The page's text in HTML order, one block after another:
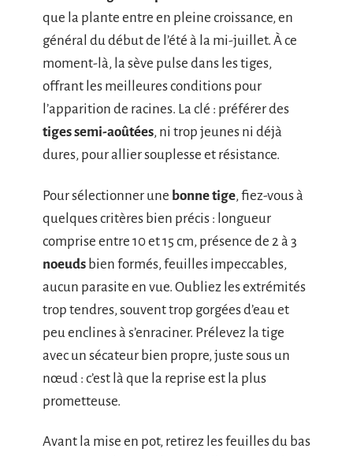
que la plante entre en pleine croissance, en
général du début de l’été à la mi-juillet. À ce
moment-là, la sève pulse dans les tiges,
offrant les meilleures conditions pour
l’apparition de racines. La clé : préférer des
tiges semi-aoûtées, ni trop jeunes ni déjà
dures, pour allier souplesse et résistance.
Pour sélectionner une bonne tige, fiez-vous à
quelques critères bien précis : longueur
comprise entre 10 et 15 cm, présence de 2 à 3
noeuds bien formés, feuilles impeccables,
aucun parasite en vue. Oubliez les extrémités
trop tendres, souvent trop gorgées d’eau et
peu enclines à s’enraciner. Prélevez la tige
avec un sécateur bien propre, juste sous un
nœud : c’est là que la reprise est la plus
prometteuse.
Avant la mise en pot, retirez les feuilles du bas